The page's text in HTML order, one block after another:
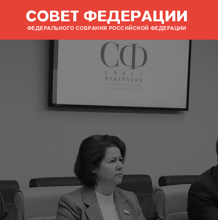
СОВЕТ ФЕДЕРАЦИИ
ФЕДЕРАЛЬНОГО СОБРАНИЯ РОССИЙСКОЙ ФЕДЕРАЦИИ